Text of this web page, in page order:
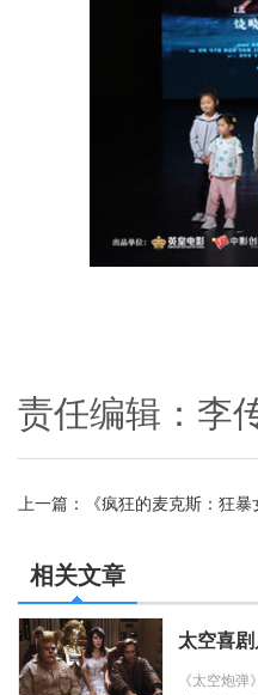
责任编辑：李
上一篇： 《疯狂的麦克斯：狂
狂野一家上演劲爆日常
相关文章
太空喜
《太空炮